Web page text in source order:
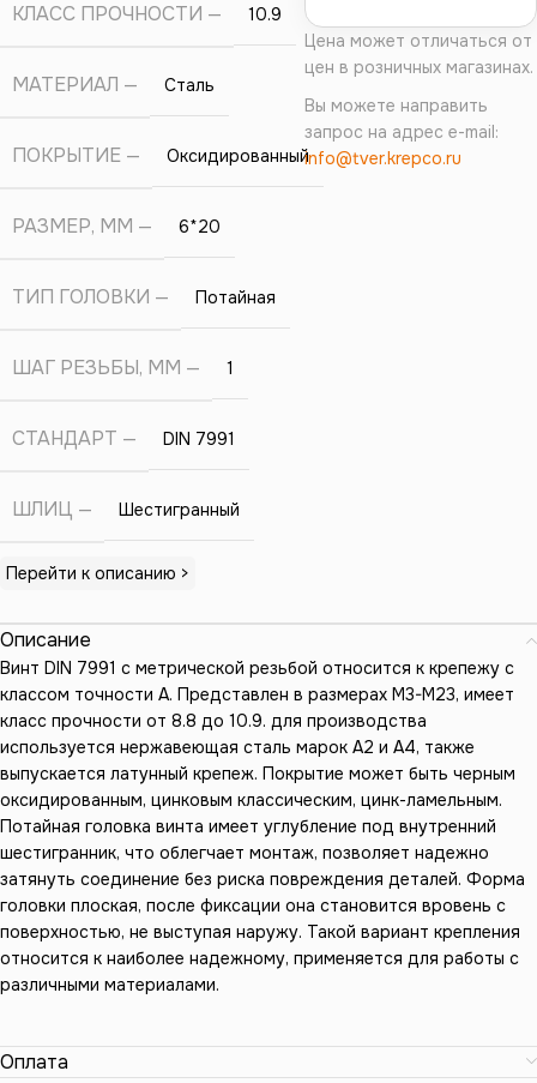
Цена может отличаться от
цен в розничных магазинах.
Вы можете направить
запрос на адрес e-mail:
info@tver.krepco.ru
КЛАСС ПРОЧНОСТИ 10.9
МАТЕРИАЛ Сталь
ПОКРЫТИЕ Оксидированный
РАЗМЕР, ММ 6*20
ТИП ГОЛОВКИ Потайная
ШАГ РЕЗЬБЫ, ММ 1
СТАНДАРТ DIN 7991
ШЛИЦ Шестигранный
Перейти к описанию >
Описание
Винт DIN 7991 с метрической резьбой относится к крепежу с
классом точности А. Представлен в размерах М3-М23, имеет
класс прочности от 8.8 до 10.9. для производства
используется нержавеющая сталь марок А2 и А4, также
выпускается латунный крепеж. Покрытие может быть черным
оксидированным, цинковым классическим, цинк-ламельным.
Потайная головка винта имеет углубление под внутренний
шестигранник, что облегчает монтаж, позволяет надежно
затянуть соединение без риска повреждения деталей. Форма
головки плоская, после фиксации она становится вровень с
поверхностью, не выступая наружу. Такой вариант крепления
относится к наиболее надежному, применяется для работы с
различными материалами.
Оплата